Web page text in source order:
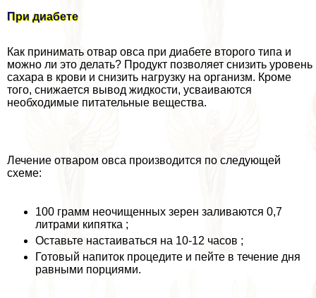
При диабете
Как принимать отвар овса при диабете второго типа и
можно ли это делать? Продукт позволяет снизить уровень
сахара в крови и снизить нагрузку на организм. Кроме
того, снижается вывод жидкости, усваиваются
необходимые питательные вещества.
Лечение отваром овса производится по следующей
схеме:
100 грамм неочищенных зерен заливаются 0,7
литрами кипятка ;
Оставьте настаиваться на 10-12 часов ;
Готовый напиток процедите и пейте в течение дня
равными порциями.